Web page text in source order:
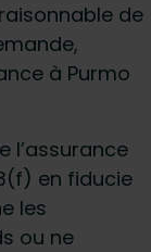
de
à Purmo
l’assurance
en fiducie
les
ou ne